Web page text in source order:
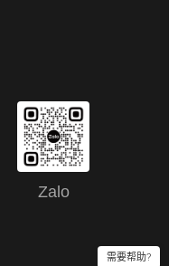
需要帮助?
Zalo